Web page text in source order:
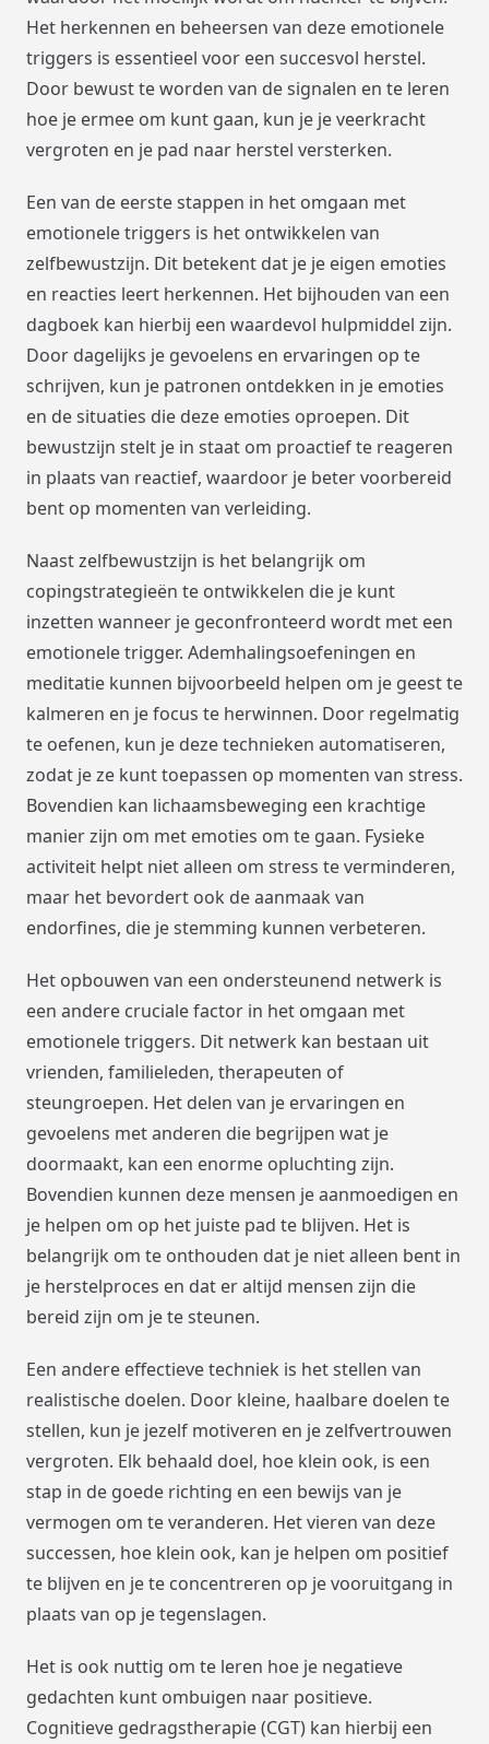
Het herkennen en beheersen van deze emotionele
triggers is essentieel voor een succesvol herstel.
Door bewust te worden van de signalen en te leren
hoe je ermee om kunt gaan, kun je je veerkracht
vergroten en je pad naar herstel versterken.
Een van de eerste stappen in het omgaan met
emotionele triggers is het ontwikkelen van
zelfbewustzijn. Dit betekent dat je je eigen emoties
en reacties leert herkennen. Het bijhouden van een
dagboek kan hierbij een waardevol hulpmiddel zijn.
Door dagelijks je gevoelens en ervaringen op te
schrijven, kun je patronen ontdekken in je emoties
en de situaties die deze emoties oproepen. Dit
bewustzijn stelt je in staat om proactief te reageren
in plaats van reactief, waardoor je beter voorbereid
bent op momenten van verleiding.
Naast zelfbewustzijn is het belangrijk om
copingstrategieën te ontwikkelen die je kunt
inzetten wanneer je geconfronteerd wordt met een
emotionele trigger. Ademhalingsoefeningen en
meditatie kunnen bijvoorbeeld helpen om je geest te
kalmeren en je focus te herwinnen. Door regelmatig
te oefenen, kun je deze technieken automatiseren,
zodat je ze kunt toepassen op momenten van stress.
Bovendien kan lichaamsbeweging een krachtige
manier zijn om met emoties om te gaan. Fysieke
activiteit helpt niet alleen om stress te verminderen,
maar het bevordert ook de aanmaak van
endorfines, die je stemming kunnen verbeteren.
Het opbouwen van een ondersteunend netwerk is
een andere cruciale factor in het omgaan met
emotionele triggers. Dit netwerk kan bestaan uit
vrienden, familieleden, therapeuten of
steungroepen. Het delen van je ervaringen en
gevoelens met anderen die begrijpen wat je
doormaakt, kan een enorme opluchting zijn.
Bovendien kunnen deze mensen je aanmoedigen en
je helpen om op het juiste pad te blijven. Het is
belangrijk om te onthouden dat je niet alleen bent in
je herstelproces en dat er altijd mensen zijn die
bereid zijn om je te steunen.
Een andere effectieve techniek is het stellen van
realistische doelen. Door kleine, haalbare doelen te
stellen, kun je jezelf motiveren en je zelfvertrouwen
vergroten. Elk behaald doel, hoe klein ook, is een
stap in de goede richting en een bewijs van je
vermogen om te veranderen. Het vieren van deze
successen, hoe klein ook, kan je helpen om positief
te blijven en je te concentreren op je vooruitgang in
plaats van op je tegenslagen.
Het is ook nuttig om te leren hoe je negatieve
gedachten kunt ombuigen naar positieve.
Cognitieve gedragstherapie (CGT) kan hierbij een